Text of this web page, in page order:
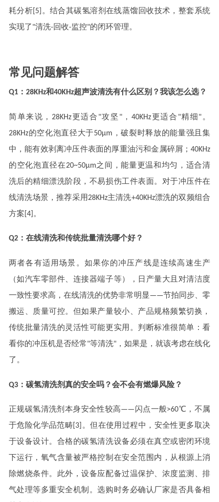
耗分析[5]。结合其碳氢溶剂在线蒸馏回收技术，整套系统
实现了"清洗-回收-监控"的闭环管理。
常见问题解答
Q1：28KHz和40KHz超声波清洗有什么区别？我该怎么选？
简单来说，28KHz更适合"攻坚"，40KHz更适合"精细"。
28KHz的空化泡直径大于50μm，破裂时释放的能量强且集
中，能有效剥离冲压件表面的厚重油污和金属碎屑；40KHz
的空化泡直径在20~50μm之间，能量更温和均匀，适合清
洗后的精细漂洗阶段，不易损伤工件表面。对于冲压件在
线清洗场景，推荐采用28KHz主清洗+40KHz漂洗的双频组合
方案[4]。
Q2：在线清洗和传统批量清洗哪个好？
两者各有适用场景。如果你的冲压产线是连续高速生产
（如汽车零部件、连接器端子等），日产量大且对清洁度
一致性要求高，在线清洗的优势非常明显——节拍同步、零
搬运、质量可控。但如果产量较小、产品规格频繁切换，
传统批量清洗的灵活性可能更实用。判断标准很简单：看
看你的冲压机是否经常"等清洗"，如果是，就该考虑在线化
了。
Q3：碳氢清洗剂真的安全吗？会不会有燃爆风险？
正规碳氢清洗剂本身安全性较高——闪点一般>60℃，不属
于危险化学品范畴[3]。但在使用过程中，安全性更多取决
于设备设计。合格的碳氢清洗设备必须在真空或密闭环境
下运行，氧气含量被严格控制在安全范围内，从根源上消
除燃烧条件。此外，设备应配备过温保护、浓度监测、排
气处理等多重安全机制。选购时务必确认厂家是否具备相